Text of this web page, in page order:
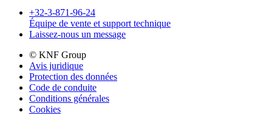
+32-3-871-96-24
Équipe de vente et support technique
Laissez-nous un message
© KNF Group
Avis juridique
Protection des données
Code de conduite
Conditions générales
Cookies